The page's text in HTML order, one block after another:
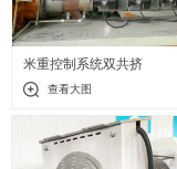
米重控制系统双共挤
查看大图